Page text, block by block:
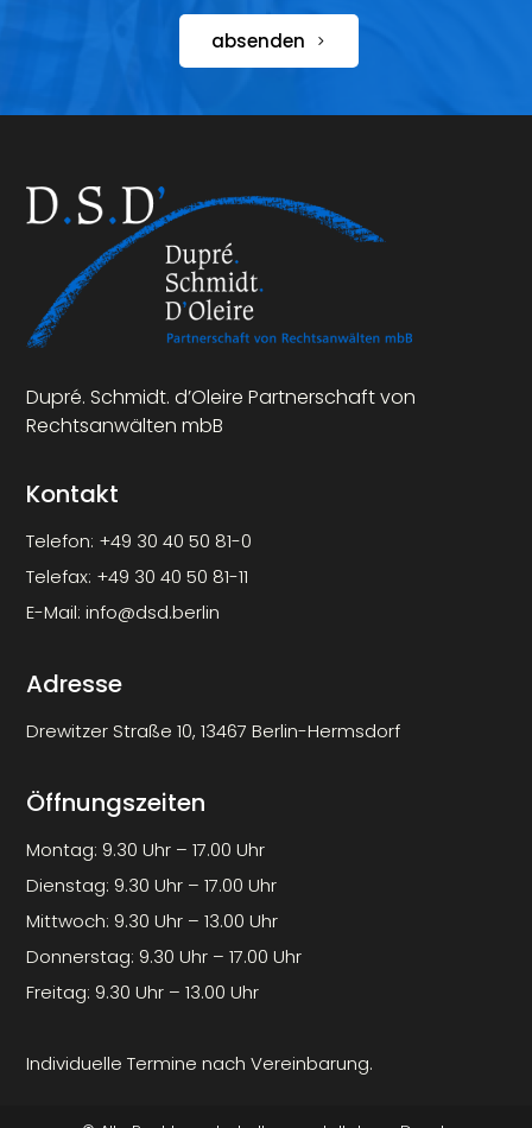
absenden
Dupré. Schmidt. d’Oleire Partnerschaft von
Rechtsanwälten mbB
Kontakt
Telefon: +49 30 40 50 81-0
Telefax: +49 30 40 50 81-11
E-Mail:info@dsd.berlin
Adresse
Drewitzer Straße 10, 13467 Berlin-Hermsdorf
Öffnungszeiten
Montag: 9.30 Uhr – 17.00 Uhr
Dienstag: 9.30 Uhr – 17.00 Uhr
Mittwoch: 9.30 Uhr – 13.00 Uhr
Donnerstag: 9.30 Uhr – 17.00 Uhr
Freitag: 9.30 Uhr – 13.00 Uhr
Individuelle Termine nach Vereinbarung.